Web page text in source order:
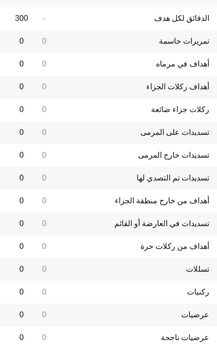
الدقائق لكل هدف -
300
تمريرات حاسمة 0
0
أهداف في مرماه 0
0
أهداف ركلات الجزاء 0
0
ركلات جزاء ضائعة 0
0
تسديدات على المرمى 0
0
تسديدات خارج المرمى 0
0
تسديدات تم التصدي لها 0
0
أهداف من خارج منطقة الجزاء 0
0
تسديدات في العارضة أو القائم 0
0
أهداف من ركلات حرة 0
0
تسللات 0
0
ركنيات 0
0
عرضيات 0
0
عرضيات ناجحة 0
0